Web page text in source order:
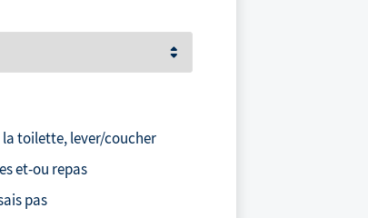
la toilette, lever/coucher
et-ou repas
pas